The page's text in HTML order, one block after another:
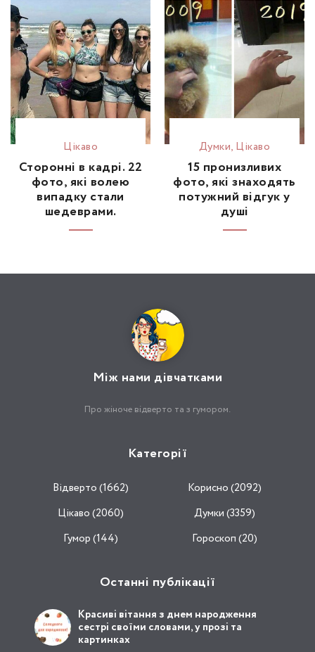
Цікаво
Сторонні в кадрі. 22
фото, які волею
випадку стали
шедеврами.
Думки, Цікаво
15 пронизливих
фото, які знаходять
потужний відгук у
душі
Між нами дівчатками
Про жіноче відверто та з гумором.
Категорії
Відвертo (1662)
Корисно (2092)
Цікаво (2060)
Думки (3359)
Гумор (144)
Гороскоп (20)
Останні публікації
Красиві вітання з днем народження
сестрі своїми словами, у прозі та
картинках